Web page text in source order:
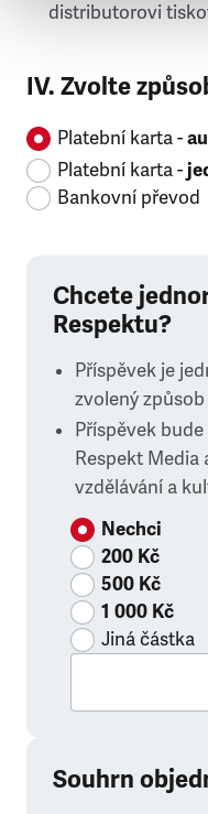
distributorovi
IV. Zvolte
Platební karta -
Platební karta -
Bankovní převod
Chcete
Respektu?
Příspěvek je
zvolený
Příspěvek
Respekt Media
vzdělávání a
Nechci
200 Kč
500 Kč
1 000 Kč
Jiná částka
Souhrn